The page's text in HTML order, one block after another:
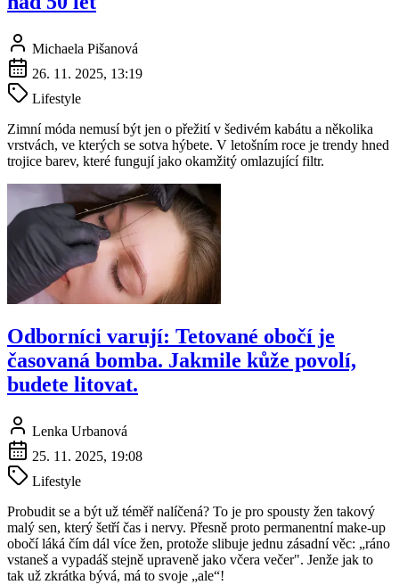
Michaela Pišanová
26. 11. 2025, 13:19
Lifestyle
Zimní móda nemusí být jen o přežití v šedivém kabátu a několika
vrstvách, ve kterých se sotva hýbete. V letošním roce je trendy hned
trojice barev, které fungují jako okamžitý omlazující filtr.
Odborníci varují: Tetované obočí je
časovaná bomba. Jakmile kůže povolí,
budete litovat.
Lenka Urbanová
25. 11. 2025, 19:08
Lifestyle
Probudit se a být už téměř nalíčená? To je pro spousty žen takový
malý sen, který šetří čas i nervy. Přesně proto permanentní make-up
obočí láká čím dál více žen, protože slibuje jednu zásadní věc: „ráno
vstaneš a vypadáš stejně upraveně jako včera večer". Jenže jak to
tak už zkrátka bývá, má to svoje „ale“!